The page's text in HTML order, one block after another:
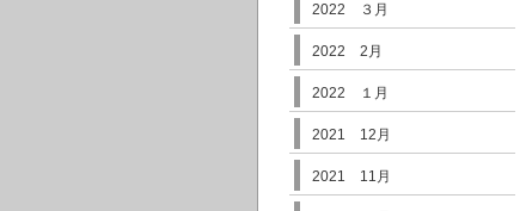
2022 ３月
2022 2月
2022 １月
2021 12月
2021 11月